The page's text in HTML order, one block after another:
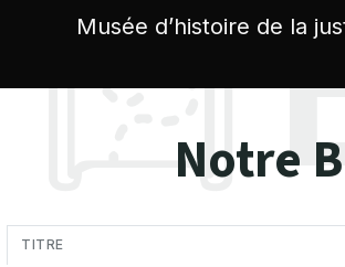
Musée d’histoire de la
Notre
TITRE
des cookies